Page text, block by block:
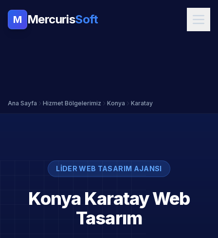
M MercurisSoft
Ana Sayfa Hizmet Bölgelerimiz Konya Karatay
LIDER WEB TASARIM AJANSI
Konya Karatay Web
Tasarım